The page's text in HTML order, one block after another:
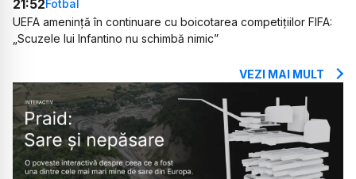
21:52Fotbal
UEFA amenință în continuare cu boicotarea competițiilor FIFA:
„Scuzele lui Infantino nu schimbă nimic”
VEZI MAI MULT